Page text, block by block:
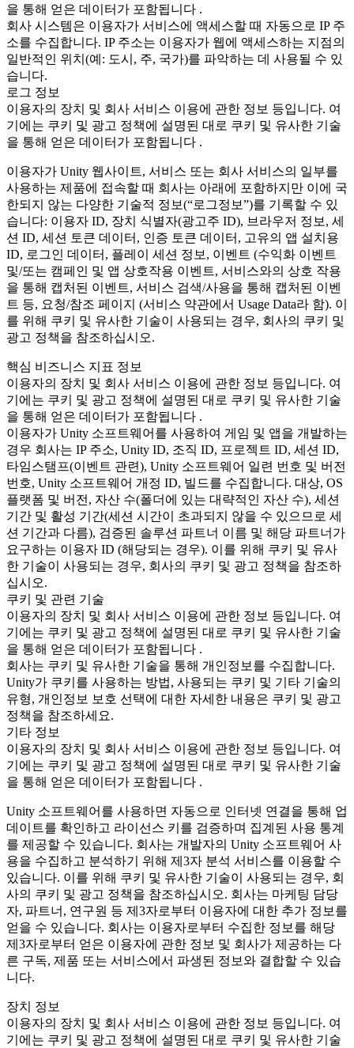
을 통해 얻은 데이터가 포함됩니다 .
회사 시스템은 이용자가 서비스에 액세스할 때 자동으로 IP 주
소를 수집합니다. IP 주소는 이용자가 웹에 액세스하는 지점의
일반적인 위치(예: 도시, 주, 국가)를 파악하는 데 사용될 수 있
습니다.
로그 정보
이용자의 장치 및 회사 서비스 이용에 관한 정보 등입니다. 여
기에는 쿠키 및 광고 정책에 설명된 대로 쿠키 및 유사한 기술
을 통해 얻은 데이터가 포함됩니다 .
이용자가 Unity 웹사이트, 서비스 또는 회사 서비스의 일부를
사용하는 제품에 접속할 때 회사는 아래에 포함하지만 이에 국
한되지 않는 다양한 기술적 정보(“로그정보”)를 기록할 수 있
습니다: 이용자 ID, 장치 식별자(광고주 ID), 브라우저 정보, 세
션 ID, 세션 토큰 데이터, 인증 토큰 데이터, 고유의 앱 설치용
ID, 로그인 데이터, 플레이 세션 정보, 이벤트 (수익화 이벤트
및/또는 캠페인 및 앱 상호작용 이벤트, 서비스와의 상호 작용
을 통해 캡처된 이벤트, 서비스 검색/사용을 통해 캡처된 이벤
트 등, 요청/참조 페이지 (서비스 약관에서 Usage Data라 함). 이
를 위해 쿠키 및 유사한 기술이 사용되는 경우, 회사의 쿠키 및
광고 정책을 참조하십시오.
핵심 비즈니스 지표 정보
이용자의 장치 및 회사 서비스 이용에 관한 정보 등입니다. 여
기에는 쿠키 및 광고 정책에 설명된 대로 쿠키 및 유사한 기술
을 통해 얻은 데이터가 포함됩니다 .
이용자가 Unity 소프트웨어를 사용하여 게임 및 앱을 개발하는
경우 회사는 IP 주소, Unity ID, 조직 ID, 프로젝트 ID, 세션 ID,
타임스탬프(이벤트 관련), Unity 소프트웨어 일련 번호 및 버전
번호, Unity 소프트웨어 개정 ID, 빌드를 수집합니다. 대상, OS
플랫폼 및 버전, 자산 수(폴더에 있는 대략적인 자산 수), 세션
기간 및 활성 기간(세션 시간이 초과되지 않을 수 있으므로 세
션 기간과 다름), 검증된 솔루션 파트너 이름 및 해당 파트너가
요구하는 이용자 ID (해당되는 경우). 이를 위해 쿠키 및 유사
한 기술이 사용되는 경우, 회사의 쿠키 및 광고 정책을 참조하
십시오.
쿠키 및 관련 기술
이용자의 장치 및 회사 서비스 이용에 관한 정보 등입니다. 여
기에는 쿠키 및 광고 정책에 설명된 대로 쿠키 및 유사한 기술
을 통해 얻은 데이터가 포함됩니다 .
회사는 쿠키 및 유사한 기술을 통해 개인정보를 수집합니다.
Unity가 쿠키를 사용하는 방법, 사용되는 쿠키 및 기타 기술의
유형, 개인정보 보호 선택에 대한 자세한 내용은 쿠키 및 광고
정책을 참조하세요.
기타 정보
이용자의 장치 및 회사 서비스 이용에 관한 정보 등입니다. 여
기에는 쿠키 및 광고 정책에 설명된 대로 쿠키 및 유사한 기술
을 통해 얻은 데이터가 포함됩니다 .
Unity 소프트웨어를 사용하면 자동으로 인터넷 연결을 통해 업
데이트를 확인하고 라이선스 키를 검증하며 집계된 사용 통계
를 제공할 수 있습니다. 회사는 개발자의 Unity 소프트웨어 사
용을 수집하고 분석하기 위해 제3자 분석 서비스를 이용할 수
있습니다. 이를 위해 쿠키 및 유사한 기술이 사용되는 경우, 회
사의 쿠키 및 광고 정책을 참조하십시오. 회사는 마케팅 담당
자, 파트너, 연구원 등 제3자로부터 이용자에 대한 추가 정보를
얻을 수 있습니다. 회사는 이용자로부터 수집한 정보를 해당
제3자로부터 얻은 이용자에 관한 정보 및 회사가 제공하는 다
른 구독, 제품 또는 서비스에서 파생된 정보와 결합할 수 있습
니다.
장치 정보
이용자의 장치 및 회사 서비스 이용에 관한 정보 등입니다. 여
기에는 쿠키 및 광고 정책에 설명된 대로 쿠키 및 유사한 기술